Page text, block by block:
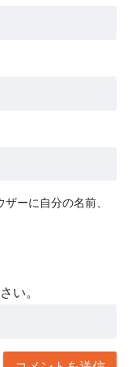
ーに自分の名前、
い。